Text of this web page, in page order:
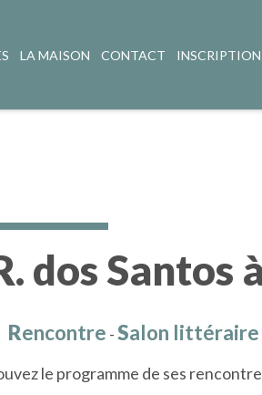
LA MAISON CONTACT
dos Santos
Rencontre -Salon littéraire
le programme de ses